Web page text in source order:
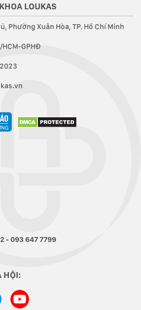
LOUKAS
Phường Xuân Hòa, TP. Hồ Chí Minh
GPHĐ
- 093 647 7799
HỘI: